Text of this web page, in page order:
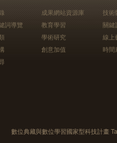
詞導覽
成果網站資源庫
教育學習
學術研究
創意加值
技術
關鍵
線上
時間
數位典藏與數位學習國家型科技計畫